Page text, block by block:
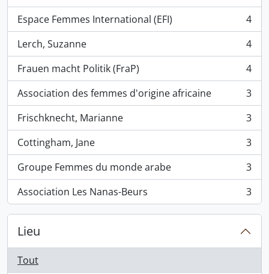
Espace Femmes International (EFI)
, 4 résultats
4
Lerch, Suzanne
, 4 résultats
4
Frauen macht Politik (FraP)
, 4 résultats
4
Association des femmes d'origine africaine
, 3 résultats
3
Frischknecht, Marianne
, 3 résultats
3
Cottingham, Jane
, 3 résultats
3
Groupe Femmes du monde arabe
, 3 résultats
3
Association Les Nanas-Beurs
, 3 résultats 3
Lieu
Tout